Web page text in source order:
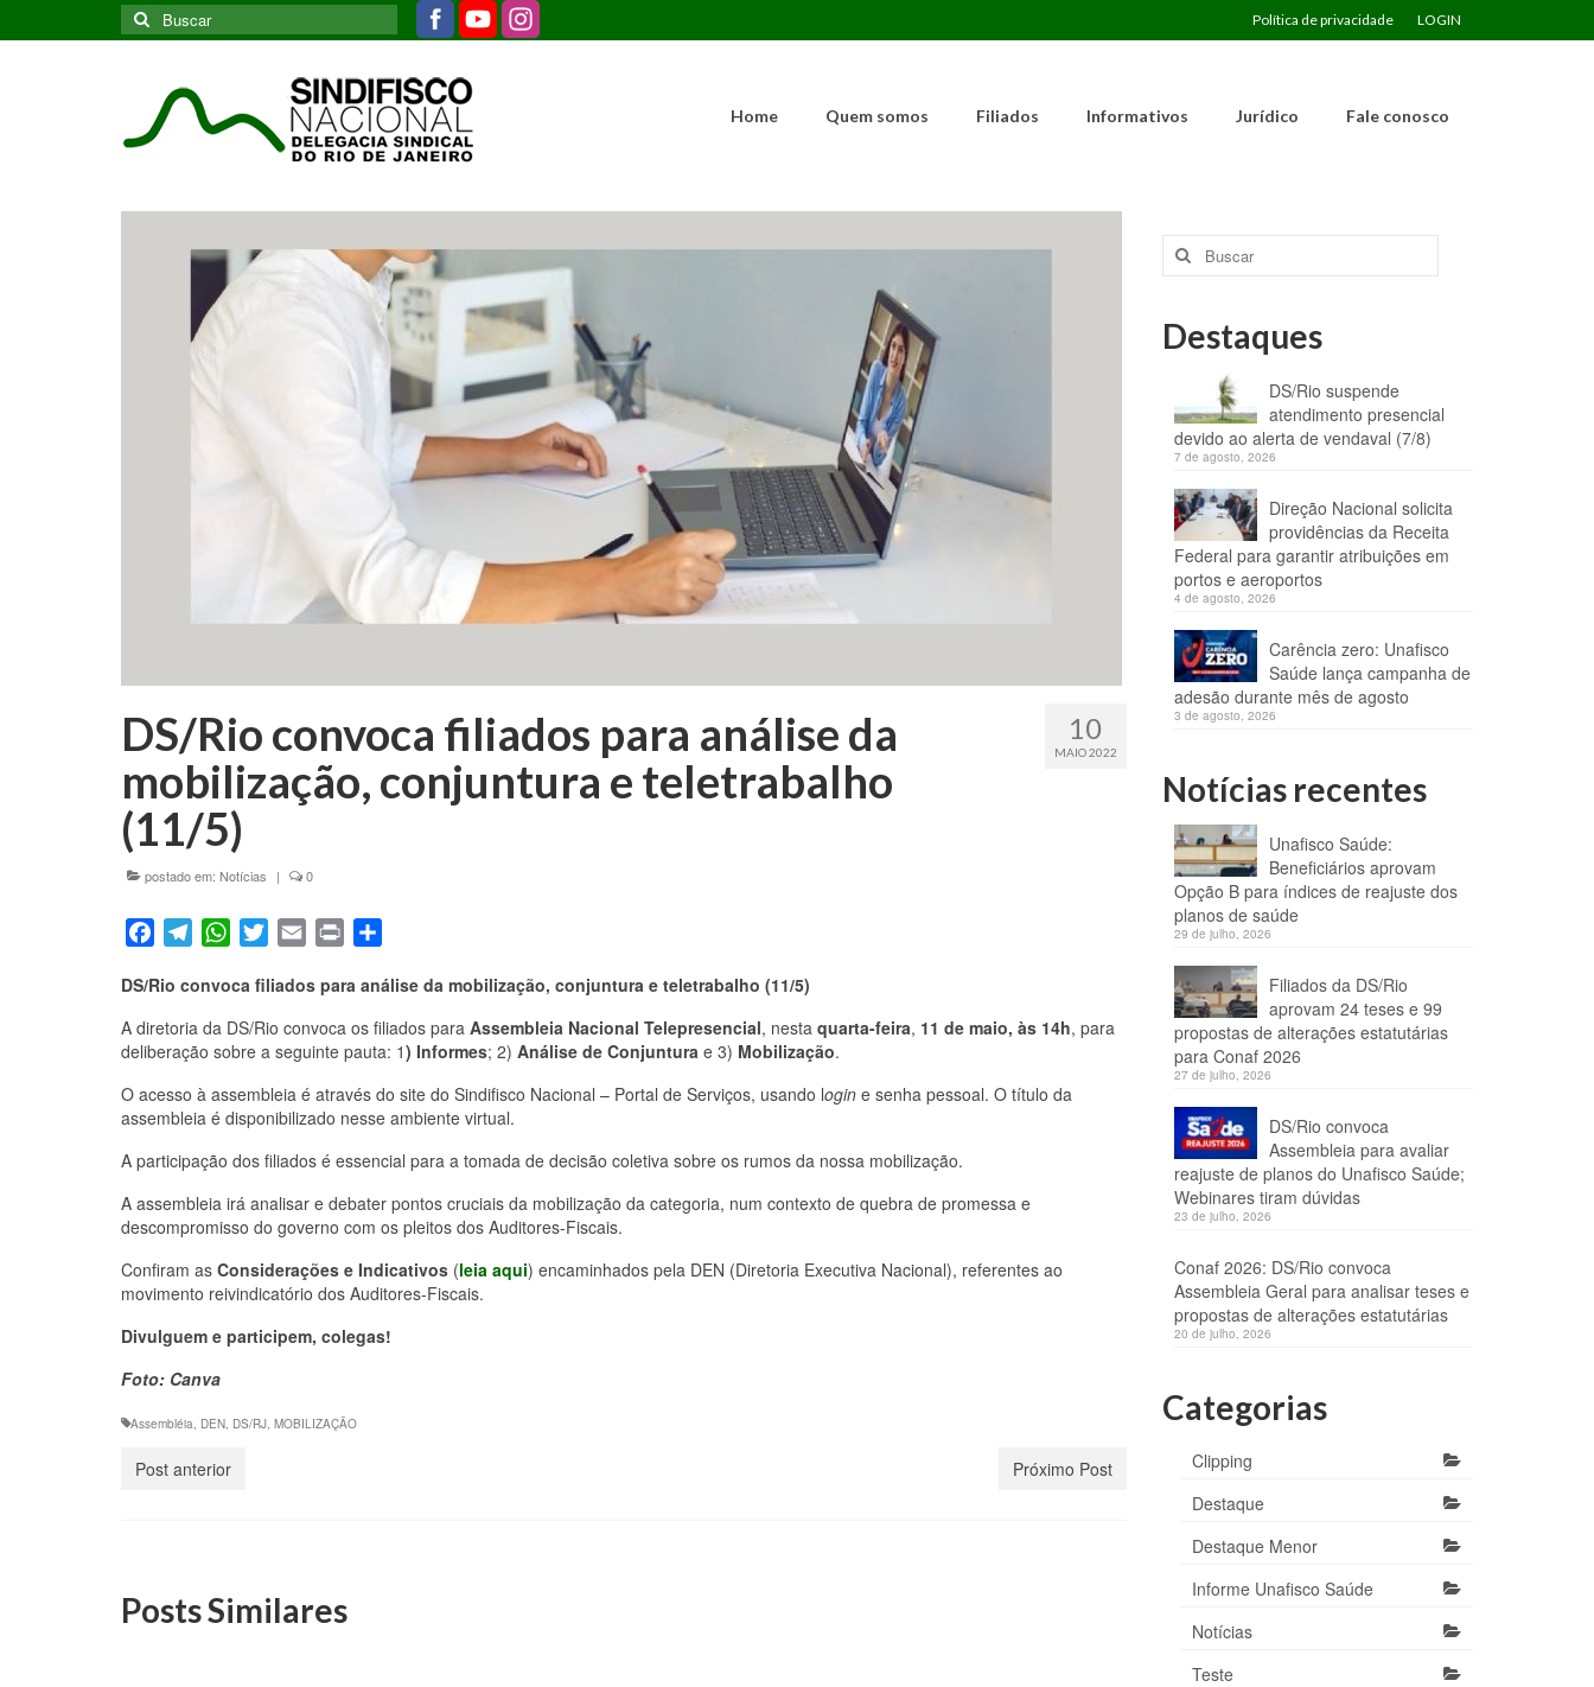
Política de privacidade LOGIN
Buscar
por:
Home Quem somos Filiados Informativos Jurídico Fale conosco
10
MAIO 2022
DS/Rio convoca filiados para análise da
mobilização, conjuntura e teletrabalho
(11/5)
postado em: Notícias | 0
FacebookTelegramWhatsAppTwitterEmail Print
DS/Rio convoca filiados para análise da mobilização, conjuntura e teletrabalho (11/5)
A diretoria da DS/Rio convoca os filiados para Assembleia Nacional Telepresencial, nesta quarta-feira, 11 de maio, às 14h, para
deliberação sobre a seguinte pauta: 1) Informes; 2) Análise de Conjuntura e 3) Mobilização.
O acesso à assembleia é através do site do Sindifisco Nacional – Portal de Serviços, usando login e senha pessoal. O título da
assembleia é disponibilizado nesse ambiente virtual.
A participação dos filiados é essencial para a tomada de decisão coletiva sobre os rumos da nossa mobilização.
A assembleia irá analisar e debater pontos cruciais da mobilização da categoria, num contexto de quebra de promessa e
descompromisso do governo com os pleitos dos Auditores-Fiscais.
Confiram as Considerações e Indicativos (leia aqui) encaminhados pela DEN (Diretoria Executiva Nacional), referentes ao
movimento reivindicatório dos Auditores-Fiscais.
Divulguem e participem, colegas!
Foto: Canva
Assembléia, DEN, DS/RJ, MOBILIZAÇÃO
Post anterior Próximo Post
Posts Similares
Buscar
por:
Destaques
DS/Rio suspende
atendimento presencial
devido ao alerta de vendaval (7/8)
7 de agosto, 2026
Direção Nacional solicita
providências da Receita
Federal para garantir atribuições em
portos e aeroportos
4 de agosto, 2026
Carência zero: Unafisco
Saúde lança campanha de
adesão durante mês de agosto
3 de agosto, 2026
Notícias recentes
Unafisco Saúde:
Beneficiários aprovam
Opção B para índices de reajuste dos
planos de saúde
29 de julho, 2026
Filiados da DS/Rio
aprovam 24 teses e 99
propostas de alterações estatutárias
para Conaf 2026
27 de julho, 2026
DS/Rio convoca
Assembleia para avaliar
reajuste de planos do Unafisco Saúde;
Webinares tiram dúvidas
23 de julho, 2026
Conaf 2026: DS/Rio convoca
Assembleia Geral para analisar teses e
propostas de alterações estatutárias
20 de julho, 2026
Categorias
Clipping
Destaque
Destaque Menor
Informe Unafisco Saúde
Notícias
Teste